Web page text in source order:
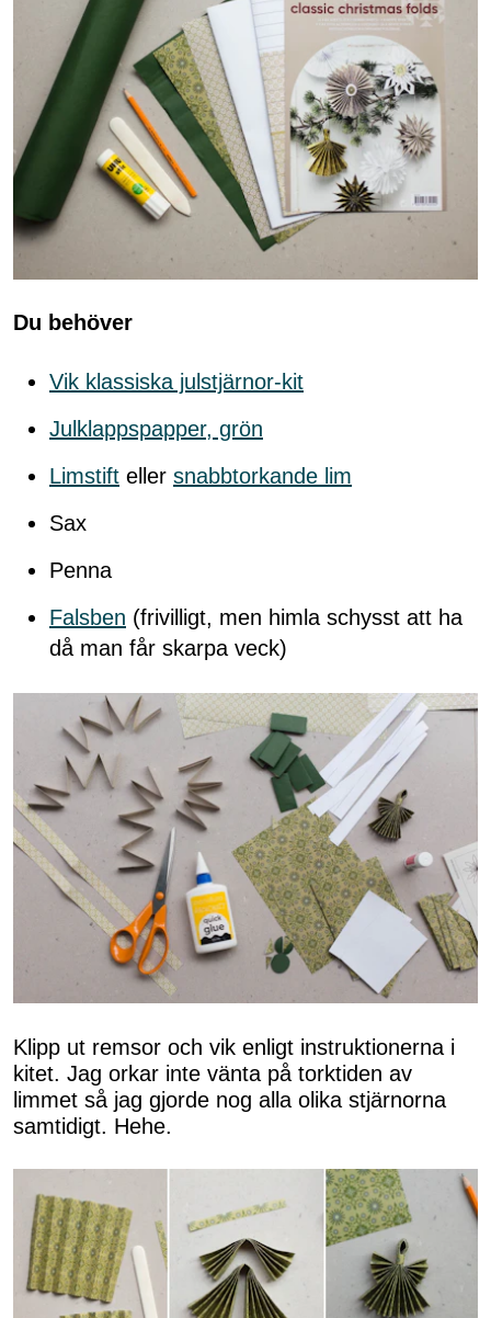
Du behöver
Vik klassiska julstjärnor-kit
Julklappspapper, grön
Limstift eller snabbtorkande lim
Sax
Penna
Falsben (frivilligt, men himla schysst att ha
då man får skarpa veck)
Klipp ut remsor och vik enligt instruktionerna i
kitet. Jag orkar inte vänta på torktiden av
limmet så jag gjorde nog alla olika stjärnorna
samtidigt. Hehe.